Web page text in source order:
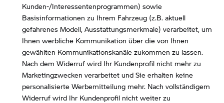
Kunden-/Interessentenprogrammen) sowie
Basisinformationen zu Ihrem Fahrzeug (z.B. aktuell
gefahrenes Modell, Ausstattungsmerkmale) verarbeitet, um
Ihnen werbliche Kommunikation über die von Ihnen
gewählten Kommunikationskanäle zukommen zu lassen.
Nach dem Widerruf wird Ihr Kundenprofil nicht mehr zu
Marketingzwecken verarbeitet und Sie erhalten keine
personalisierte Werbemitteilung mehr. Nach vollständigem
Widerruf wird Ihr Kundenprofil nicht weiter zu